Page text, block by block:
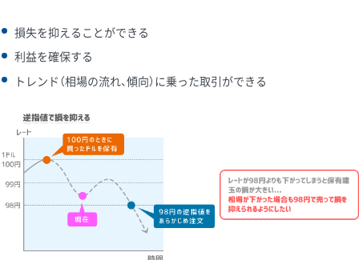
損失を抑えることができる
利益を確保する
トレンド（相場の流れ、傾向）に乗った取引ができる